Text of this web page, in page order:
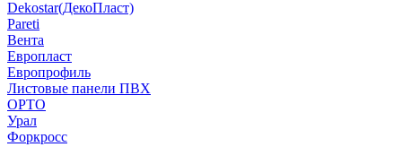
Dekostar(ДекоПласт)
Pareti
Вента
Европласт
Европрофиль
Листовые панели ПВХ
ОРТО
Урал
Форкросс